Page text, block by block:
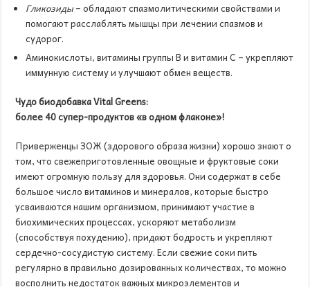
Гликозиды– обладают спазмолитическими свойствами и
помогают расслаблять мышцы при лечении спазмов и
судорог.
Аминокислоты, витамины группы В и витамин С – укрепляют
иммунную систему и улучшают обмен веществ.
Чудо биодобавка Vital Greens:
более 40 супер-продуктов «в одном флаконе»!
Приверженцы ЗОЖ (здорового образа жизни) хорошо знают о
том, что свежеприготовленные овощные и фруктовые соки
имеют огромную пользу для здоровья. Они содержат в себе
большое число витаминов и минералов, которые быстро
усваиваются нашим организмом, принимают участие в
биохимических процессах, ускоряют метаболизм
(способствуя похудению), придают бодрость и укрепляют
сердечно-сосудистую систему. Если свежие соки пить
регулярно в правильно дозированных количествах, то можно
восполнить недостаток важных микроэлементов и